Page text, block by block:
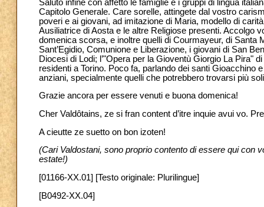
Saluto infine con affetto le famiglie e i gruppi di lingua
Capitolo Generale. Care sorelle, attingete dal vostro
poveri e ai giovani, ad imitazione di Maria, modello di
Ausiliatrice di Aosta e le altre Religiose presenti. Accolgo
domenica scorsa, e inoltre quelli di Courmayeur, di Santa
Sant’Egidio, Comunione e Liberazione, i giovani di San
Diocesi di Lodi; l’"Opera per la Gioventù Giorgio La Pira"
residenti a Torino. Poco fa, parlando dei santi Gioacchino
anziani, specialmente quelli che potrebbero trovarsi più
Grazie ancora per essere venuti e buona domenica!
Cher Valdôtains, ze si fran content d’itre inquie avui vo.
A cieutte ze suetto on bon izoten!
(Cari Valdostani, sono proprio contento di essere qui con
estate!)
[01166-XX.01] [Testo originale: Plurilingue]
[B0492-XX.04]